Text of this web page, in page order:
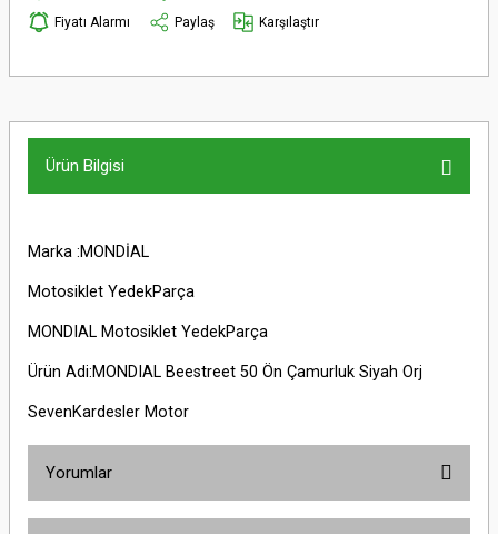
Fiyatı Alarmı
Paylaş Karşılaştır
Ürün Bilgisi
Marka :MONDİAL
Motosiklet YedekParça
MONDIAL Motosiklet YedekParça
Ürün Adi:MONDIAL Beestreet 50 Ön Çamurluk Siyah Orj
SevenKardesler Motor
Yorumlar